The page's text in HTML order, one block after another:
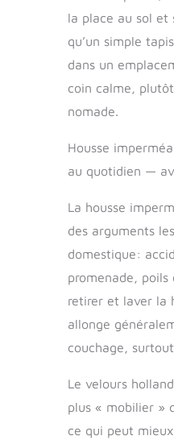
la place au sol et
qu’un simple
dans un
coin calme,
nomade.
Housse
au quotidien —
La housse
des arguments
domestique:
promenade,
retirer et laver la
allonge
couchage,
Le velours
plus « mobilier »
ce qui peut